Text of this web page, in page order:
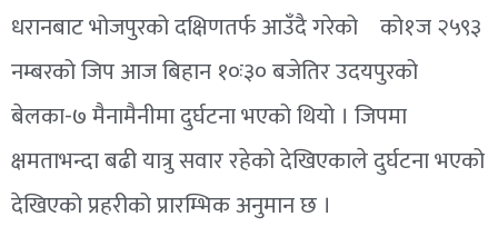
धरानबाट भोजपुरको दक्षिणतर्फ आउँदै गरेको को१ज २५९३
नम्बरको जिप आज बिहान १०ः३०बजेतिर उदयपुरको
बेलका-७मैनामैनीमादुर्घटना भएको थियो । जिपमा
क्षमताभन्दा बढी यात्रु सवार रहेको देखिएकाले दुर्घटना भएको
देखिएको प्रहरीको प्रारम्भिक अनुमान छ ।